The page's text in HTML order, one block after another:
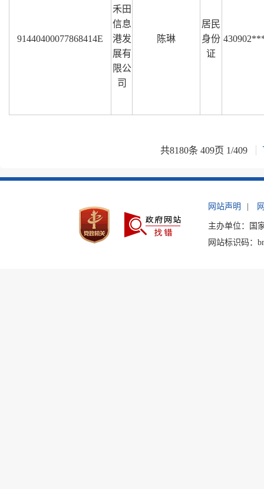
91440400077868414E
禾田
信息
港发
展有
限公
司
陈琳
居民
身份
证
共8180条 409页 1/409
网站声明
主办单位：国
网站标识码：